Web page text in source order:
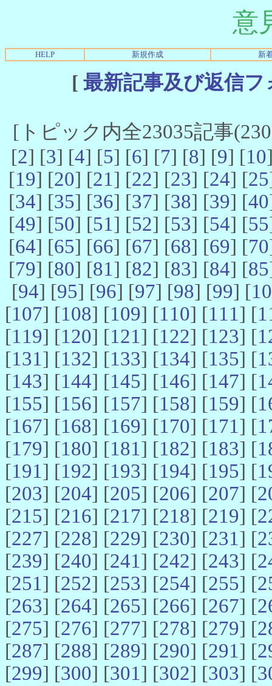
意
HELP 新規作成 新
[ 最新記事及び返信
[トピック内全23035記事
[2] [3] [4] [5] [6] [7] [8] [9] [10
[19] [20] [21] [22] [23] [24] [25
[34] [35] [36] [37] [38] [39] [40
[49] [50] [51] [52] [53] [54] [55
[64] [65] [66] [67] [68] [69] [70
[79] [80] [81] [82] [83] [84] [85
[94] [95] [96] [97] [98] [99] [
[107] [108] [109] [110] [111] [
[119] [120] [121] [122] [123] [
[131] [132] [133] [134] [135] [
[143] [144] [145] [146] [147] [
[155] [156] [157] [158] [159] [
[167] [168] [169] [170] [171] [
[179] [180] [181] [182] [183] [
[191] [192] [193] [194] [195] [
[203] [204] [205] [206] [207] [
[215] [216] [217] [218] [219] [
[227] [228] [229] [230] [231] [
[239] [240] [241] [242] [243] [
[251] [252] [253] [254] [255] [
[263] [264] [265] [266] [267] [
[275] [276] [277] [278] [279] [
[287] [288] [289] [290] [291] [
[299] [300] [301] [302] [303] [